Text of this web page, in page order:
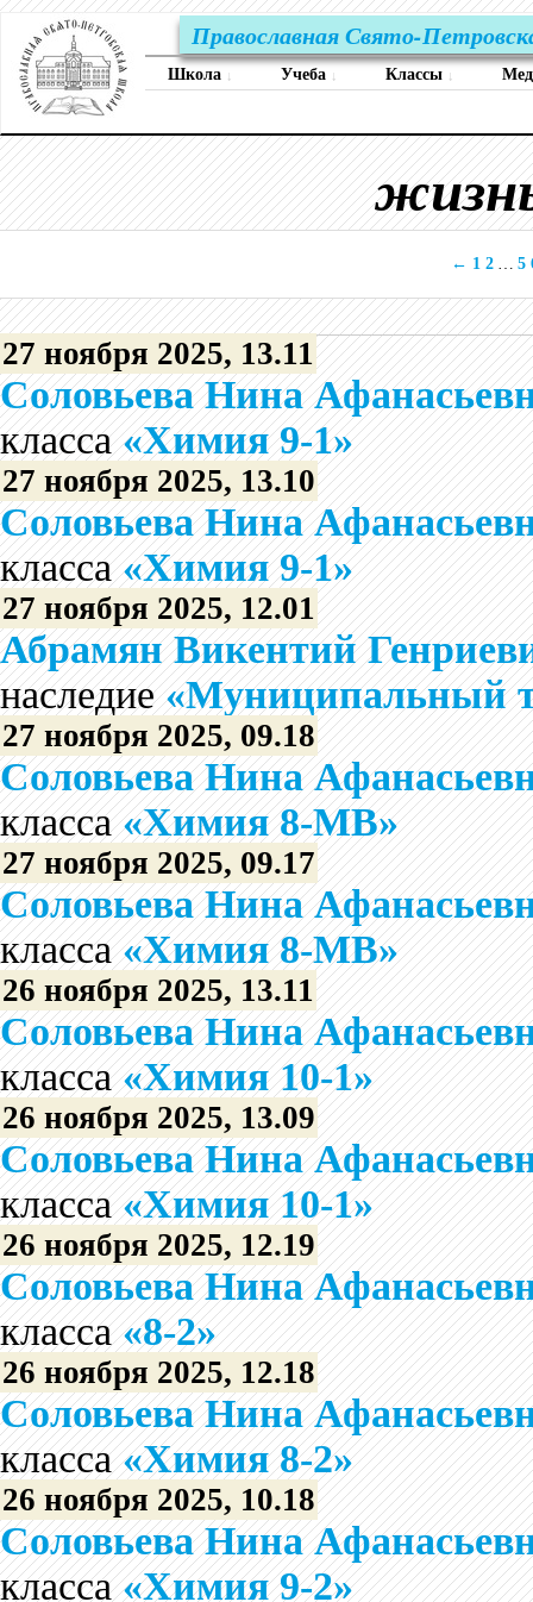
Православная Свято-
Школа ↓ Учеба ↓ Классы ↓
← 1 2 … 5
27 ноября 2025, 13.11
Соловьева Нина
класса«Химия 9-1»
27 ноября 2025, 13.10
Соловьева Нина
класса«Химия 9-1»
27 ноября 2025, 12.01
Абрамян Викентий
наследие«Муниципальный
27 ноября 2025, 09.18
Соловьева Нина
класса«Химия 8-МВ»
27 ноября 2025, 09.17
Соловьева Нина
класса«Химия 8-МВ»
26 ноября 2025, 13.11
Соловьева Нина
класса«Химия 10-1»
26 ноября 2025, 13.09
Соловьева Нина
класса«Химия 10-1»
26 ноября 2025, 12.19
Соловьева Нина
класса«8-2»
26 ноября 2025, 12.18
Соловьева Нина
класса«Химия 8-2»
26 ноября 2025, 10.18
Соловьева Нина
класса«Химия 9-2»